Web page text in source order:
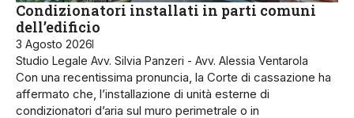
Condizionatori installati in parti comuni
dell’edificio
3 Agosto 2026
Studio Legale Avv. Silvia Panzeri - Avv. Alessia Ventarola
Con una recentissima pronuncia, la Corte di cassazione ha
affermato che, l’installazione di unità esterne di
condizionatori d’aria sul muro perimetrale o in